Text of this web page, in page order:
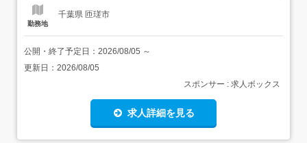
勤務地
千葉県 匝瑳市
公開・終了予定日： 2026/08/05 ～
更新日： 2026/08/05
スポンサー : 求人ボックス
求人詳細を見る